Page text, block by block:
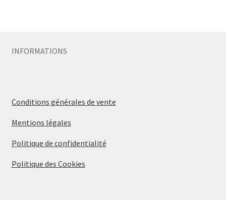
INFORMATIONS
Conditions générales de vente
Mentions légales
Politique de confidentialité
Politique des Cookies